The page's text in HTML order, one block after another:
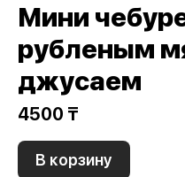
Мини
рубленым
джусаем
4500 ₸
В корзину